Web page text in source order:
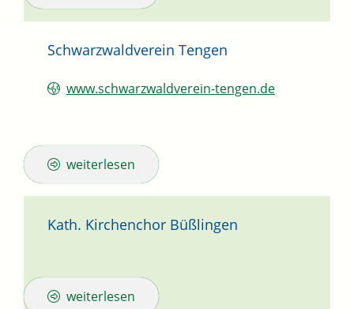
Schwarzwaldverein Tengen
www.schwarzwaldverein-tengen.de
weiterlesen
Kath. Kirchenchor Büßlingen
weiterlesen